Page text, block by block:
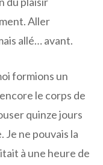
Aller
allé… avant.
formions un
le corps de
quinze jours
ne pouvais la
à une heure de